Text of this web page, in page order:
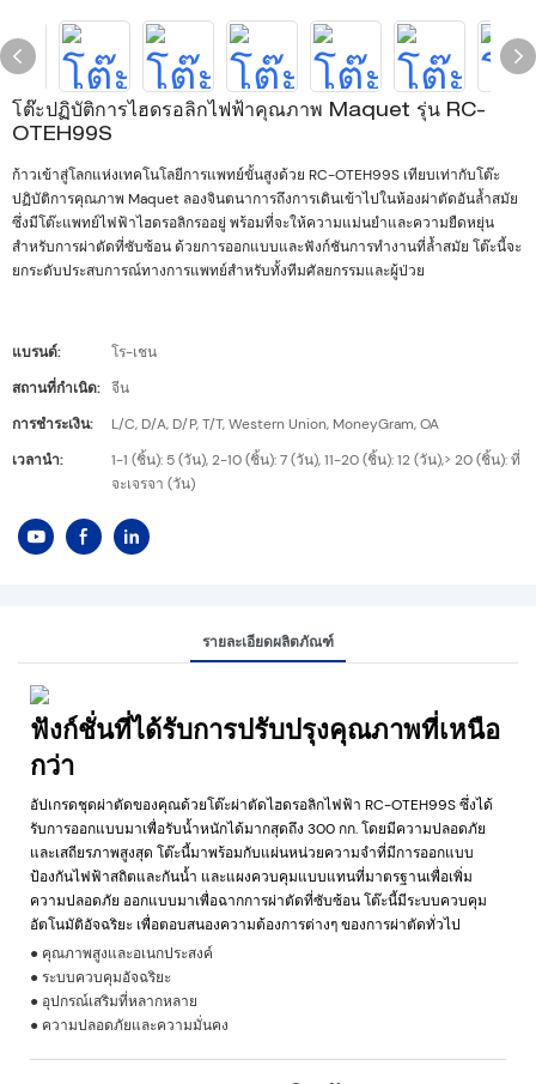
โต๊ะปฏิบัติการไฮดรอลิกไฟฟ้าคุณภาพ Maquet รุ่น RC-
OTEH99S
ก้าวเข้าสู่โลกแห่งเทคโนโลยีการแพทย์ขั้นสูงด้วย RC-OTEH99S เทียบเท่ากับโต๊ะ
ปฏิบัติการคุณภาพ Maquet ลองจินตนาการถึงการเดินเข้าไปในห้องผ่าตัดอันล้ำสมัย
ซึ่งมีโต๊ะแพทย์ไฟฟ้าไฮดรอลิกรออยู่ พร้อมที่จะให้ความแม่นยำและความยืดหยุ่น
สำหรับการผ่าตัดที่ซับซ้อน ด้วยการออกแบบและฟังก์ชันการทำงานที่ล้ำสมัย โต๊ะนี้จะ
ยกระดับประสบการณ์ทางการแพทย์สำหรับทั้งทีมศัลยกรรมและผู้ป่วย
แบรนด์:
โร-เชน
สถานที่กำเนิด:
จีน
การชำระเงิน:
L/C, D/A, D/P, T/T, Western Union, MoneyGram, OA
เวลานำ:
1-1 (ชิ้น): 5 (วัน), 2-10 (ชิ้น): 7 (วัน), 11-20 (ชิ้น): 12 (วัน),> 20 (ชิ้น): ที่
จะเจรจา (วัน)
รายละเอียดผลิตภัณฑ์
ฟังก์ชั่นที่ได้รับการปรับปรุงคุณภาพที่เหนือ
กว่า
อัปเกรดชุดผ่าตัดของคุณด้วยโต๊ะผ่าตัดไฮดรอลิกไฟฟ้า RC-OTEH99S ซึ่งได้
รับการออกแบบมาเพื่อรับน้ำหนักได้มากสุดถึง 300 กก. โดยมีความปลอดภัย
และเสถียรภาพสูงสุด โต๊ะนี้มาพร้อมกับแผ่นหน่วยความจำที่มีการออกแบบ
ป้องกันไฟฟ้าสถิตและกันน้ำ และแผงควบคุมแบบแทนที่มาตรฐานเพื่อเพิ่ม
ความปลอดภัย ออกแบบมาเพื่อฉากการผ่าตัดที่ซับซ้อน โต๊ะนี้มีระบบควบคุม
อัตโนมัติอัจฉริยะ เพื่อตอบสนองความต้องการต่างๆ ของการผ่าตัดทั่วไป
● คุณภาพสูงและอเนกประสงค์
● ระบบควบคุมอัจฉริยะ
● อุปกรณ์เสริมที่หลากหลาย
● ความปลอดภัยและความมั่นคง